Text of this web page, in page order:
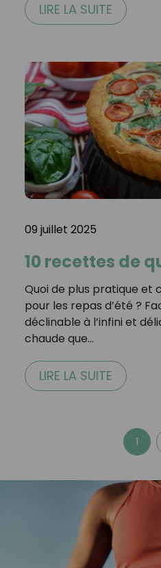
LIRE LA SUITE
09 juillet 2025
10 recettes de
Quoi de plus pratique et
pour les repas d’été ?
déclinable à l’infini et
chaude que…
LIRE LA SUITE
1